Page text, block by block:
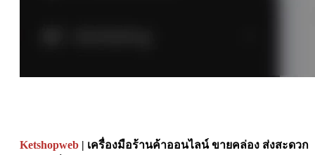
Ketshopweb | เครื่องมือร้านค้าออนไลน์ ขายคล่อง ส่งสะดวก